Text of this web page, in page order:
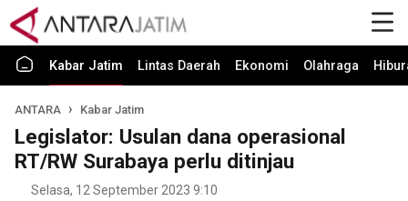
Kabar Jatim Lintas Daerah Ekonomi Olahraga
ANTARA Kabar Jatim
Legislator: Usulan dana operasional
RT/RW Surabaya perlu ditinjau
Selasa, 12 September 2023 9:10